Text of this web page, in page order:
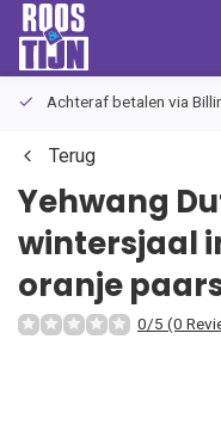
Achteraf betalen via
Terug
Yehwang
wintersjaal
oranje
0/5 (0